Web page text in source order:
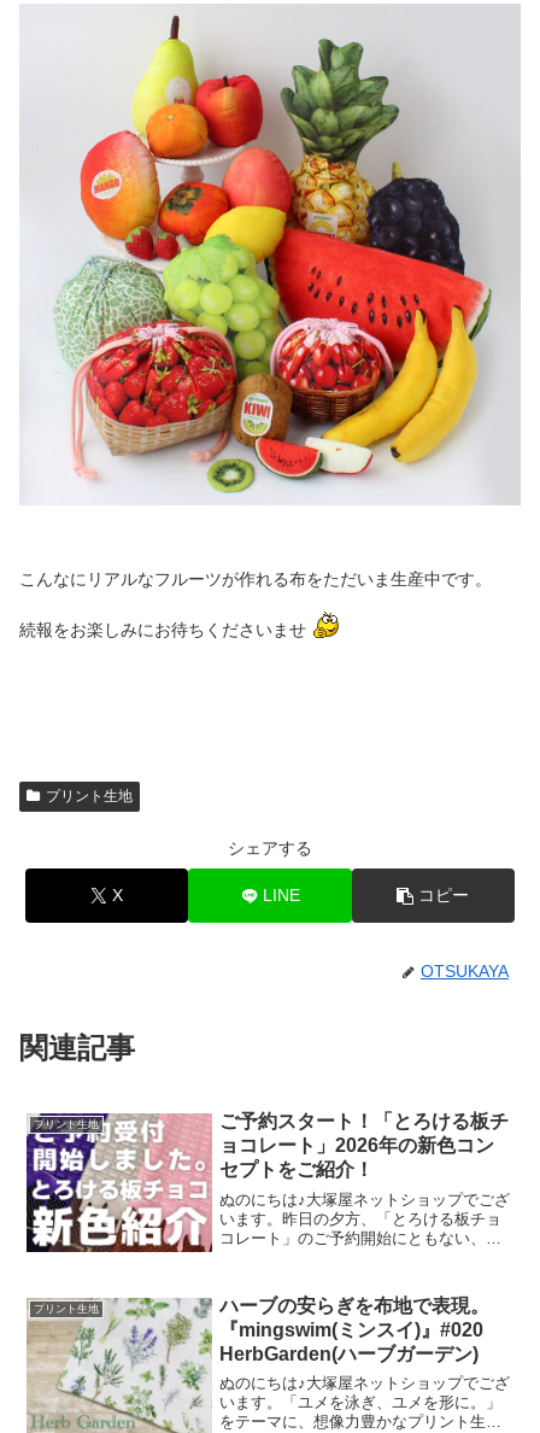
こんなにリアルなフルーツが作れる布をただいま生産中です。
続報をお楽しみにお待ちくださいませ
プリント生地
シェアする
X LINE コピー
OTSUKAYA
関連記事
プリント生地
ご予約スタート！「とろける板チ
ョコレート」2026年の新色コン
セプトをご紹介！
ぬのにちは♪大塚屋ネットショップでござ
います。昨日の夕方、「とろける板チョ
コレート」のご予約開始にともない、イ
ます。およそ30分程度です。この投稿を
Instagramで見
プリント生地
ハーブの安らぎを布地で表現。
『mingswim(ミンスイ)』#020
HerbGarden(ハーブガーデン)
ぬのにちは♪大塚屋ネットショップでござ
います。「ユメを泳ぎ、ユメを形に。」
をテーマに、想像力豊かなプリント生地